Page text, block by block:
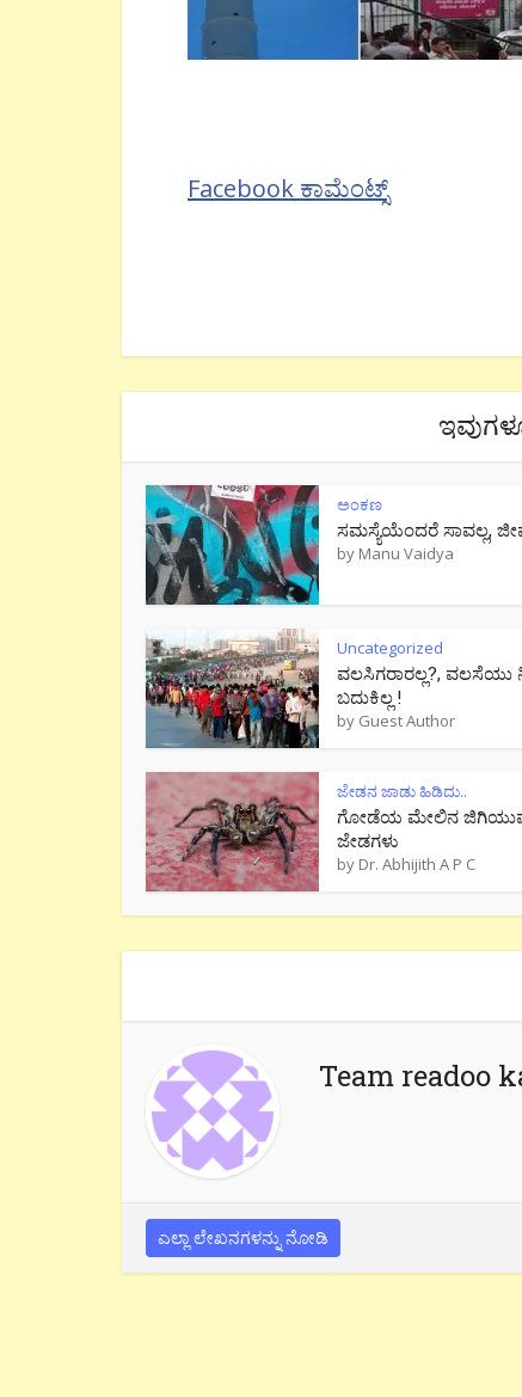
Facebook ಕಾಮೆಂಟ್ಸ್
ಅಂಕಣ
ಸಮಸ್ಯೆಯೆಂದರೆ ಸಾವಲ್ಲ,
by Manu Vaidya
Uncategorized
ವಲಸಿಗರಾರಲ್ಲ?, ವಲಸೆಯು
ಬದುಕಿಲ್ಲ !
by Guest Author
ಜೇಡನ ಜಾಡು ಹಿಡಿದು..
ಗೋಡೆಯ ಮೇಲಿನ
ಜೇಡಗಳು
by Dr. Abhijith A P C
Team readoo
ಎಲ್ಲಾ ಲೇಖನಗಳನ್ನು ನೋಡಿ